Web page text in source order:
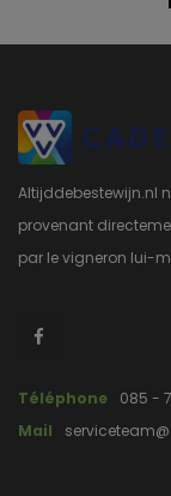
Altijddebestewijn.nl
provenant
par le vigneron lui-
Téléphone
085 -
Mail